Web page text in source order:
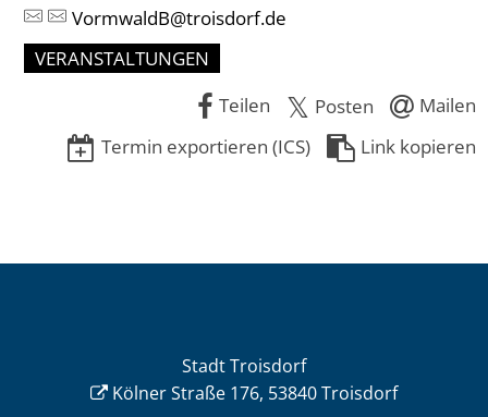
VormwaldB@troisdorf.de
VERANSTALTUNGEN
Teilen
Posten
Mailen
Termin exportieren (ICS)
Link kopieren
Stadt Troisdorf
Kölner Straße 176, 53840 Troisdorf